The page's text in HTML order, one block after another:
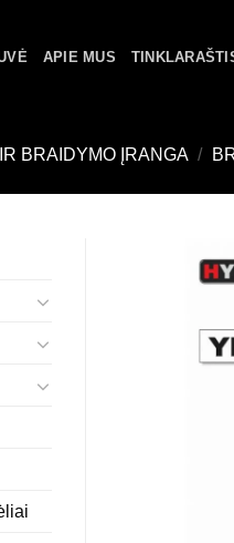
APIE MUS
BRAIDYMO ĮRANGA /